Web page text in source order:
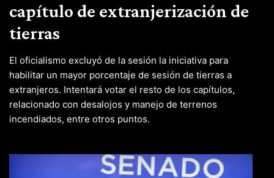
capítulo de extranjerización de
tierras
El oficialismo excluyó de la sesión la iniciativa para
habilitar un mayor porcentaje de sesión de tierras a
extranjeros. Intentará votar el resto de los capítulos,
relacionado con desalojos y manejo de terrenos
incendiados, entre otros puntos.